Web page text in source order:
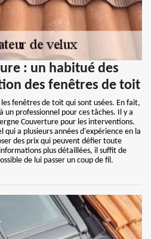
: un habitué des
des fenêtres de toit
fenêtres de toit qui sont usées. En fait,
un professionnel pour ces tâches. Il y a
Couverture pour les interventions.
qui a plusieurs années d'expérience en la
des prix qui peuvent défier toute
plus détaillées, il suffit de
de lui passer un coup de fil.